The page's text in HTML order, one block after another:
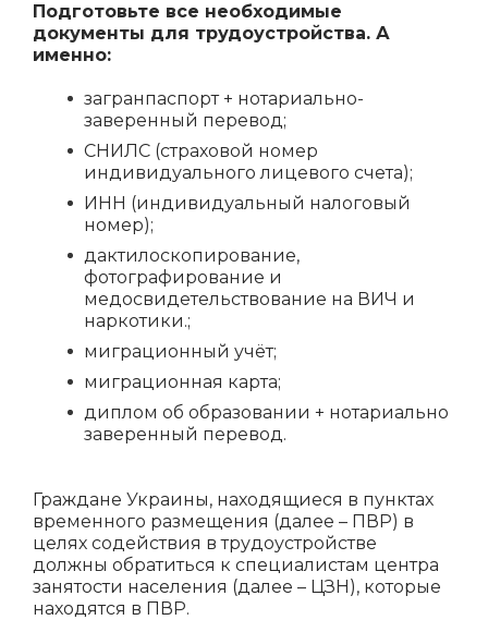
Подготовьте все необходимые
документы для трудоустройства. А
именно:
загранпаспорт + нотариально-
заверенный перевод;
СНИЛС (страховой номер
индивидуального лицевого счета);
ИНН (индивидуальный налоговый
номер);
дактилоскопирование,
фотографирование и
медосвидетельствование на ВИЧ и
наркотики.;
миграционный учёт;
миграционная карта;
диплом об образовании + нотариально
заверенный перевод.
Граждане Украины, находящиеся в пунктах
временного размещения (далее – ПВР) в
целях содействия в трудоустройстве
должны обратиться к специалистам центра
занятости населения (далее – ЦЗН), которые
находятся в ПВР.